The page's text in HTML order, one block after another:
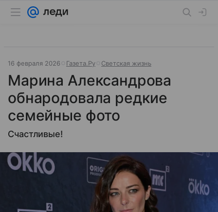
16 февраля 2026 Газета.Ру Светская жизнь
Марина Александрова
обнародовала редкие
семейные фото
Счастливые!